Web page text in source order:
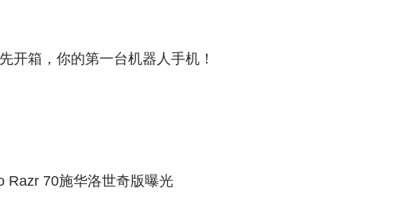
开箱，你的第一台机器人手机！
Razr 70施华洛世奇版曝光